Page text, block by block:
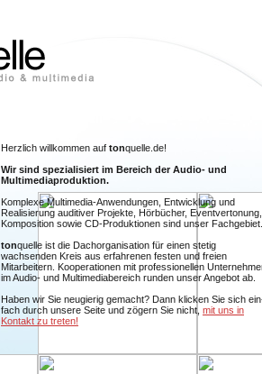
Herzlich willkommen auf tonquelle.de!
Wir sind spezialisiert im Bereich der Audio- und
Multimediaproduktion.
Komplexe Multimedia-Anwendungen, Entwicklung und
Realisierung auditiver Projekte, Hörbücher, Eventvertonung,
Komposition sowie CD-Produktionen sind unser Fachgebiet.
tonquelle ist die Dachorganisation für einen stetig
wachsenden Kreis aus erfahrenen festen und freien
Mitarbeitern. Kooperationen mit professionellen
im Audio- und Multimediabereich runden unser Angebot ab.
Haben wir Sie neugierig gemacht? Dann klicken Sie sich
fach durch unsere Seite und zögern Sie nicht, mit uns in
Kontakt zu treten!